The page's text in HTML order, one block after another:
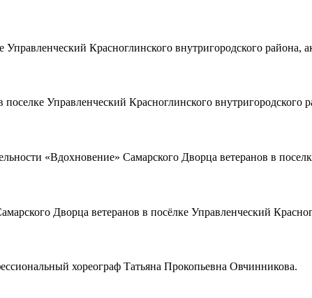
Красноглинского внутригородского района,
Управленческий Красноглинского
«Вдохновение» Самарского Дворца ветеранов в
Дворца ветеранов в посёлке Управленческий
хореограф Татьяна Прокопьевна Овчинникова.